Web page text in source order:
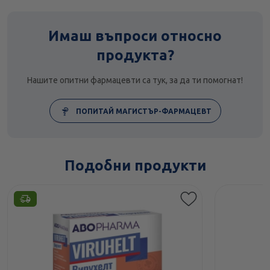
Имаш въпроси относно
продукта?
Нашите опитни фармацевти са тук, за да ти помогнат!
ПОПИТАЙ МАГИСТЪР-ФАРМАЦЕВТ
Подобни продукти